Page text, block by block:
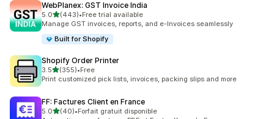
WebPlanex: GST Invoice India
5.0별 5개 중
(443)
총 리뷰 443개
•Free trial available
Manage GST invoices, reports, and e-Invoices seamlessly
Built for Shopify
Shopify Order Printer
3.5별 5개 중
(355)
총 리뷰 355개
•Free
Print customized pick lists, invoices, packing slips and more
FF: Factures Client en France
5.0별 5개 중
(40)
총 리뷰 40개
•Forfait gratuit disponible